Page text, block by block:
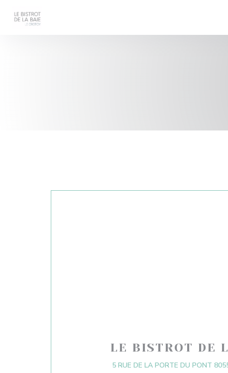
LE BISTROT DE
5 RUE DE LA PORTE DU PONT